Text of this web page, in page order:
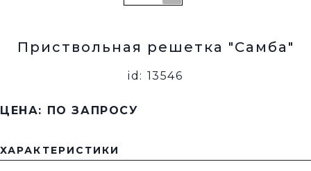
Приствольная решетка "Самба"
id: 13546
ЦЕНА: ПО ЗАПРОСУ
ХАРАКТЕРИСТИКИ